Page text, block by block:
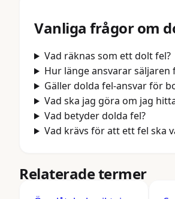
Vanliga frågor om
Vad räknas som ett dolt fel?
Hur länge ansvarar säljaren
Gäller dolda fel-ansvar för
Vad ska jag göra om jag
Vad betyder dolda fel?
Vad krävs för att ett fel ska
Relaterade termer